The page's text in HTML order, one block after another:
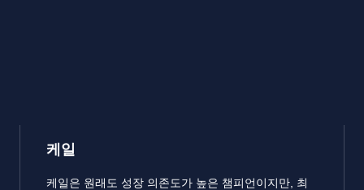
케일
케일은 원래도 성장 의존도가 높은 챔피언이지만, 최